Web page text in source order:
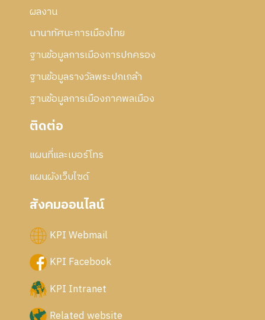
ผลงาน
นานาทัศนะการเมืองไทย
ฐานข้อมูลการเมืองการปกครอง
ฐานข้อมูลรางวัลพระปกเกล้า
ฐานข้อมูลการเมืองภาคพลเมือง
ติดต่อ
แผนที่และเบอร์โทร
แผนผังเว็บไซด์
สังคมออนไลน์
KPI Webmail
KPI Facebook
KPI Intranet
Related website